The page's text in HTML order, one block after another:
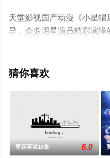
天堂影视国产动漫《小星帽
导，众多明星演员精彩演
清未删减完整版动漫全集
猜你喜欢
更新至第16集 6.0